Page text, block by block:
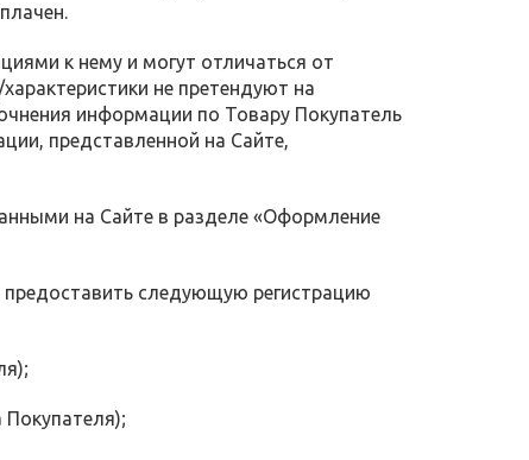
к нему и могут отличаться от
не претендуют на
информации по Товару Покупатель
представленной на Сайте,
на Сайте в разделе «Оформление
предоставить следующую регистрацию